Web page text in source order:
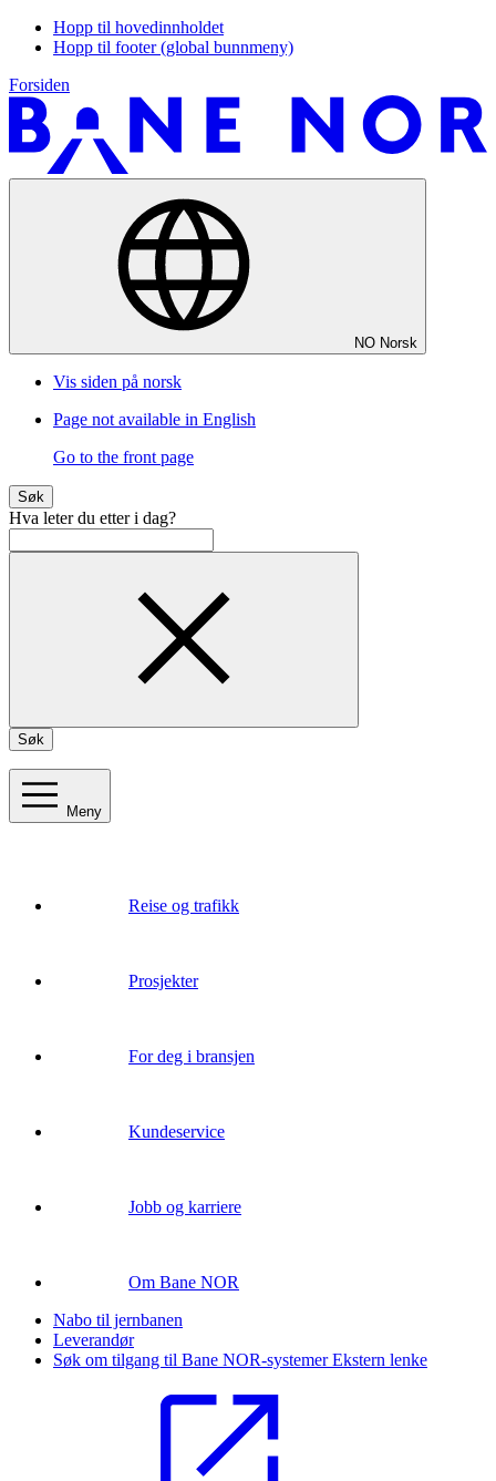
Hopp til hovedinnholdet
Hopp til footer (global bunnmeny)
Forsiden
NO Norsk
Vis siden på norsk
Page not available in English
Go to the front page
Søk
Hva leter du etter i dag?
Søk
Meny
Reise og trafikk
Prosjekter
For deg i bransjen
Kundeservice
Jobb og karriere
Om Bane NOR
Nabo til jernbanen
Leverandør
Søk om tilgang til Bane NOR-systemerEkstern lenke